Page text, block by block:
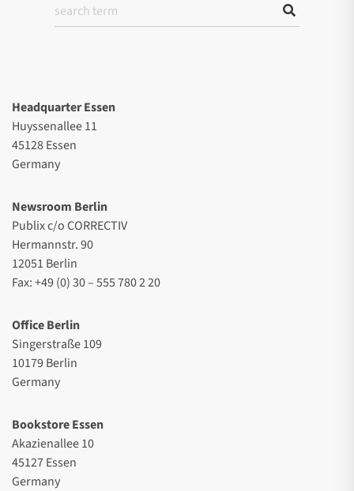
Headquarter Essen
Huyssenallee 11
45128 Essen
Germany
Newsroom Berlin
Publix c/o CORRECTIV
Hermannstr. 90
12051 Berlin
Fax: +49 (0) 30 – 555 780 2 20
Office Berlin
Singerstraße 109
10179 Berlin
Germany
Bookstore Essen
Akazienallee 10
45127 Essen
Germany